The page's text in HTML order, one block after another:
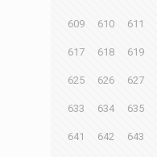
609 610 611
617 618 619
625 626 627
633 634 635
641 642 643